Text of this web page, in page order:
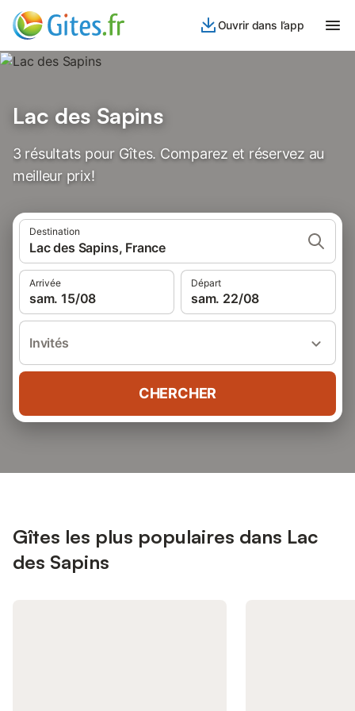
Ouvrir dans l’app
Lac des Sapins
3 résultats pour Gîtes. Comparez et réservez au
meilleur prix!
Destination
Lac des Sapins, France
Arrivée
sam. 15/08
Départ
sam. 22/08
Invités
CHERCHER
Gîtes les plus populaires dans Lac
des Sapins